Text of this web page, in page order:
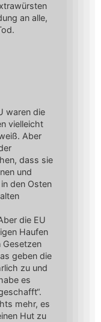
an alle,
waren die
vielleicht
Aber
dass sie
und
den Osten
die EU
Haufen
Gesetzen
geben die
zu und
es
mehr, es
Hut zu